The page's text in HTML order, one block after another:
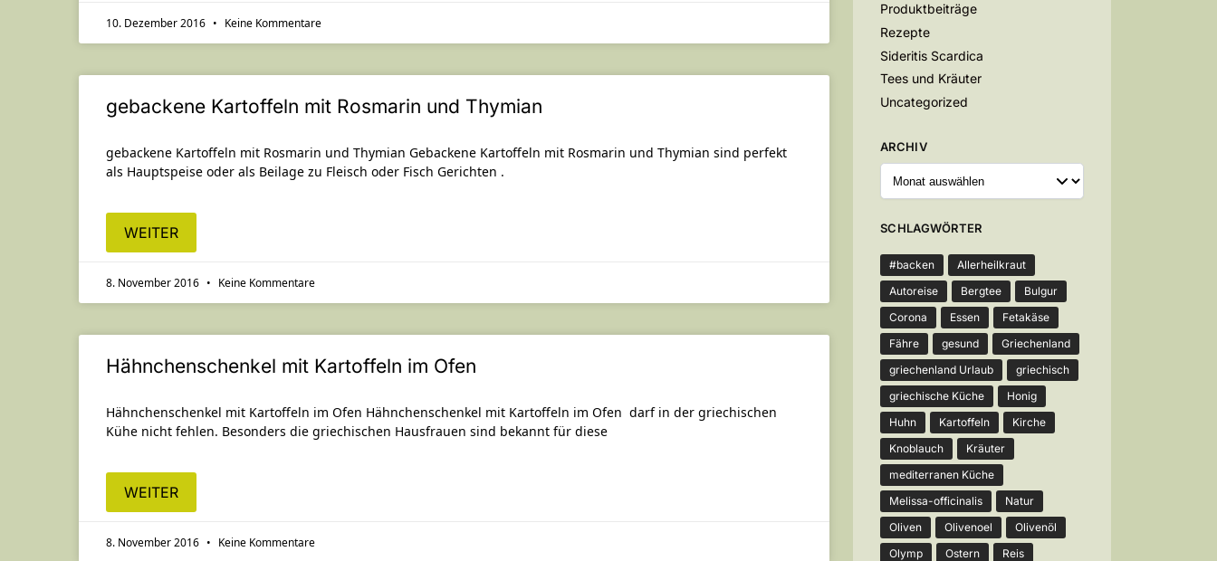
10. Dezember 2016 Keine Kommentare
gebackene Kartoffeln mit Rosmarin und Thymian
gebackene Kartoffeln mit Rosmarin und Thymian Gebackene Kartoffeln mit Rosmarin und Thymian sind perfekt
als Hauptspeise oder als Beilage zu Fleisch oder Fisch Gerichten .
WEITER
8. November 2016 Keine Kommentare
Hähnchenschenkel mit Kartoffeln im Ofen
Hähnchenschenkel mit Kartoffeln im Ofen Hähnchenschenkel mit Kartoffeln im Ofen darf in der griechischen
Kühe nicht fehlen. Besonders die griechischen Hausfrauen sind bekannt für diese
WEITER
8. November 2016 Keine Kommentare
Produktbeiträge
Rezepte
Sideritis Scardica
Tees und Kräuter
Uncategorized
ARCHIV
SCHLAGWÖRTER
#backen
Allerheilkraut
Autoreise
Bergtee
Bulgur
Corona
Essen
Fetakäse
Fähre
gesund
Griechenland
griechenland Urlaub
griechisch
griechische Küche
Honig
Huhn
Kartoffeln
Kirche
Knoblauch
Kräuter
mediterranen Küche
Melissa-officinalis
Natur
Oliven
Olivenoel
Olivenöl
Olymp
Ostern
Reis